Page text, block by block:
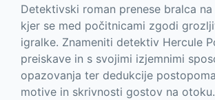
Detektivski roman prenese bralca
kjer se med počitnicami zgodi
igralke. Znameniti detektiv Hercule
preiskave in s svojimi izjemnimi
opazovanja ter dedukcije
motive in skrivnosti gostov na